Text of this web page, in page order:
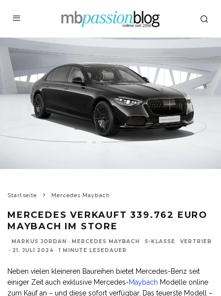
Startseite Mercedes Maybach
MERCEDES VERKAUFT 339.762 EURO
MAYBACH IM STORE
MARKUS JORDAN · MERCEDES MAYBACH S-KLASSE
VERTRIEB
· 21. JULI 2024 · 1 MINUTE LESEDAUER
Neben vielen kleineren Baureihen bietet Mercedes-Benz seit
einiger Zeit auch exklusive Mercedes-Maybach Modelle online
zum Kauf an – und diese sofort verfügbar. Das teuerste Modell –